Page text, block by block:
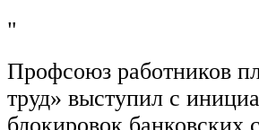
"
Профсоюз работников
труд» выступил с